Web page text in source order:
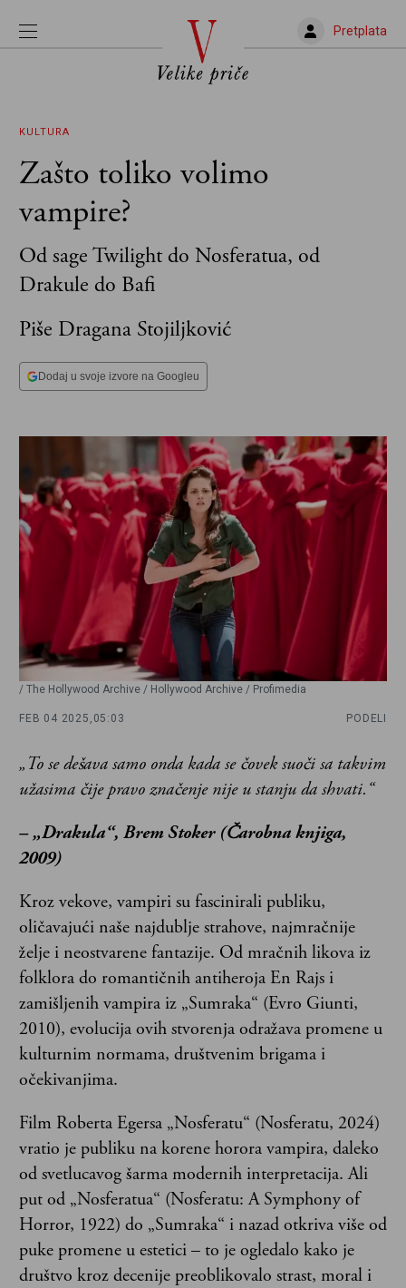
Pretplata
KULTURA
Zašto toliko volimo
vampire?
Od sage Twilight do Nosferatua, od
Drakule do Bafi
Piše Dragana Stojiljković
Dodaj u svoje izvore na Googleu
/ The Hollywood Archive / Hollywood Archive / Profimedia
FEB 04 2025, 05:03 PODELI
„To se dešava samo onda kada se čovek suoči sa takvim
užasima čije pravo značenje nije u stanju da shvati.“
– „Drakula“, Brem Stoker (Čarobna knjiga,
2009)
Kroz vekove, vampiri su fascinirali publiku,
oličavajući naše najdublje strahove, najmračnije
želje i neostvarene fantazije. Od mračnih likova iz
folklora do romantičnih antiheroja En Rajs i
zamišljenih vampira iz „Sumraka“ (Evro Giunti,
2010), evolucija ovih stvorenja odražava promene u
kulturnim normama, društvenim brigama i
očekivanjima.
Film Roberta Egersa „Nosferatu“ (Nosferatu, 2024)
vratio je publiku na korene horora vampira, daleko
od svetlucavog šarma modernih interpretacija. Ali
put od „Nosferatua“ (Nosferatu: A Symphony of
Horror, 1922) do „Sumraka“ i nazad otkriva više od
puke promene u estetici – to je ogledalo kako je
društvo kroz decenije preoblikovalo strast, moral i